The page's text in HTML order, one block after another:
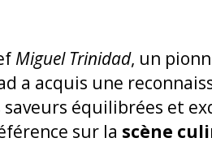
Miguel Trinidad, un
a acquis une
équilibrées et
sur la scène